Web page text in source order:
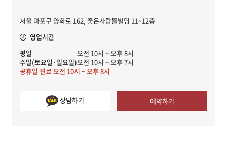
서울 마포구 양화로 162, 좋은사람들빌딩 11~12층
영업시간
평일
오전 10시 ~ 오후 8시
주말(토요일·일요일)오전 10시 ~ 오후 7시
공휴일 진료 오전 10시 ~ 오후 8시
상담하기 예약하기